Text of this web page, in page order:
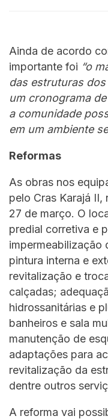
Ainda de acordo
importante foi “o
das estruturas dos
um cronograma
a comunidade
em um ambiente
Reformas
As obras nos
pelo Cras Karajá II,
27 de março. O
predial corretiva e
impermeabilização
pintura interna e
revitalização e
calçadas;
hidrossanitárias e
banheiros e sala
manutenção de
adaptações para
revitalização da
dentre outros
A reforma vai